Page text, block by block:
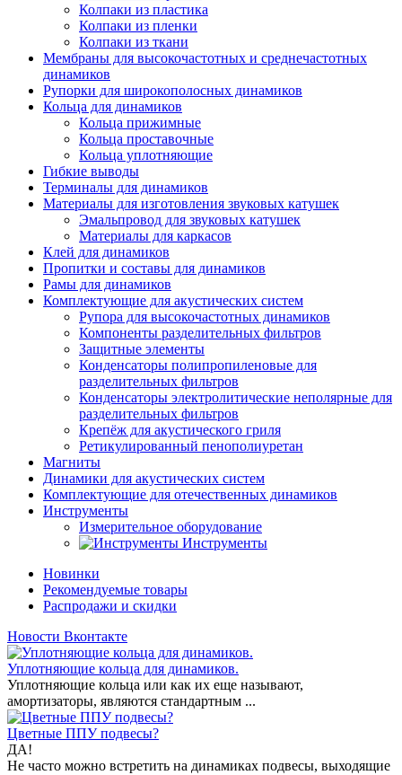
Колпаки из пластика
Колпаки из пленки
Колпаки из ткани
Мембраны для высокочастотных и среднечастотных
динамиков
Рупорки для широкополосных динамиков
Кольца для динамиков
Кольца прижимные
Кольца проставочные
Кольца уплотняющие
Гибкие выводы
Терминалы для динамиков
Материалы для изготовления звуковых катушек
Эмальпровод для звуковых катушек
Материалы для каркасов
Клей для динамиков
Пропитки и составы для динамиков
Рамы для динамиков
Комплектующие для акустических систем
Рупора для высокочастотных динамиков
Компоненты разделительных фильтров
Защитные элементы
Конденсаторы полипропиленовые для
разделительных фильтров
Конденсаторы электролитические неполярные для
разделительных фильтров
Крепёж для акустического гриля
Ретикулированный пенополиуретан
Магниты
Динамики для акустических систем
Комплектующие для отечественных динамиков
Инструменты
Измерительное оборудование
Инструменты
Новинки
Рекомендуемые товары
Распродажи и скидки
Новости Вконтакте
Уплотняющие кольца для динамиков.
Уплотняющие кольца или как их еще называют,
амортизаторы, являются стандартным ...
Цветные ППУ подвесы?
ДА!
Не часто можно встретить на динамиках подвесы, выходящие